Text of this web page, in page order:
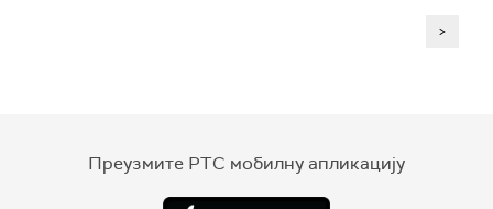
>
Преузмите РТС мобилну апликацију